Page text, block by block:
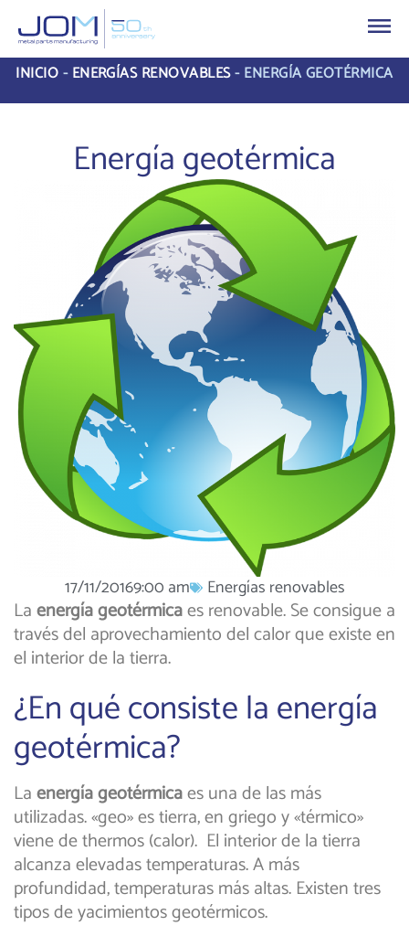
INICIO-ENERGÍAS RENOVABLES-ENERGÍA GEOTÉRMICA
Energía geotérmica
17/11/20169:00 am Energías renovables
Laenergía geotérmicaes renovable. Se consigue a
través del aprovechamiento del calor que existe en
el interior de la tierra.
¿En qué consiste la energía
geotérmica?
Laenergía geotérmicaes una de las más
utilizadas. «geo» es tierra, en griego y «térmico»
viene de thermos (calor). El interior de la tierra
alcanza elevadas temperaturas. A más
profundidad, temperaturas más altas. Existen tres
tipos de yacimientos geotérmicos.